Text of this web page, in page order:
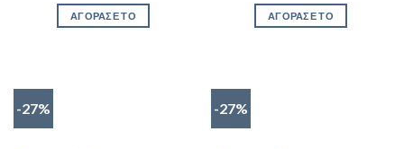
ΑΓΟΡΑΣΕ ΤΟ ΑΓΟΡΑΣΕ ΤΟ
-27% -27%